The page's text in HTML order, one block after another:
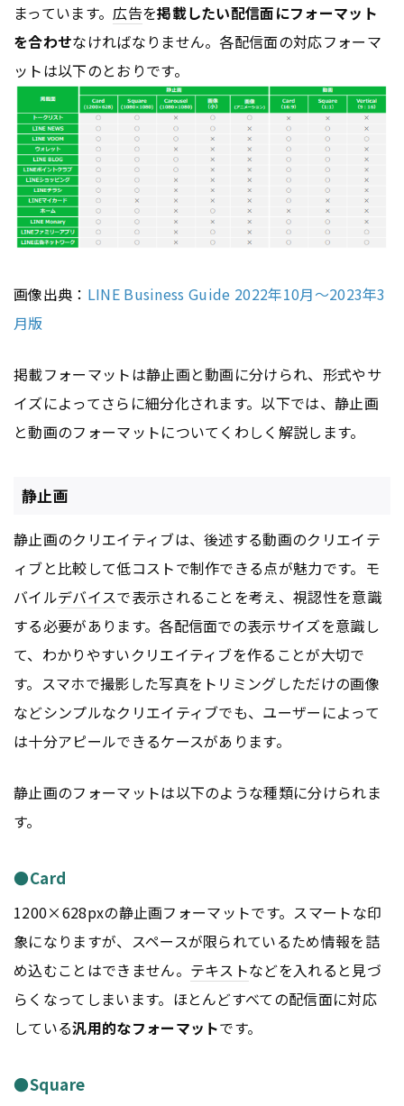
まっています。 広告を掲載したい配信面にフォーマット
を合わせなければなりません。各配信面の対応フォーマ
ットは以下のとおりです。
画像出典： LINE Business Guide 2022年10月～2023年3
月版
掲載フォーマットは静止画と動画に分けられ、形式やサ
イズによってさらに細分化されます。以下では、静止画
と動画のフォーマットについてくわしく解説します。
静止画
静止画のクリエイティブは、後述する動画のクリエイテ
ィブと比較して低コストで制作できる点が魅力です。モ
バイルデバイスで表示されることを考え、視認性を意識
する必要があります。各配信面での表示サイズを意識し
て、わかりやすいクリエイティブを作ることが大切で
す。スマホで撮影した写真をトリミングしただけの画像
などシンプルなクリエイティブでも、ユーザーによって
は十分アピールできるケースがあります。
静止画のフォーマットは以下のような種類に分けられま
す。
●Card
1200×628pxの静止画フォーマットです。スマートな印
象になりますが、スペースが限られているため情報を詰
め込むことはできません。 テキストなどを入れると見づ
らくなってしまいます。ほとんどすべての配信面に対応
している汎用的なフォーマットです。
●Square